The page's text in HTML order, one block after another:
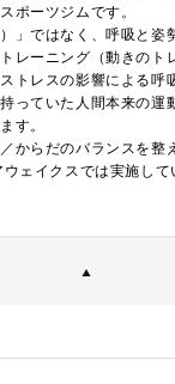
ポーツジムです。
」ではなく、呼吸と姿
レーニング（動きのト
トレスの影響による呼
っていた人間本来の運
す。
からだのバランスを整
ェイクスでは実施して